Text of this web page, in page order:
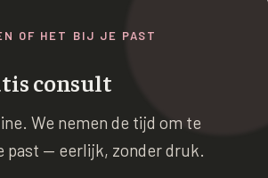
OF HET BIJ JE PAST
consult
We nemen de tijd om te
past — eerlijk, zonder druk.